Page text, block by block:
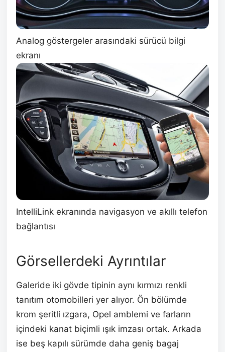
Analog göstergeler arasındaki sürücü bilgi
ekranı
IntelliLink ekranında navigasyon ve akıllı telefon
bağlantısı
Görsellerdeki Ayrıntılar
Galeride iki gövde tipinin aynı kırmızı renkli
tanıtım otomobilleri yer alıyor. Ön bölümde
krom şeritli ızgara, Opel amblemi ve farların
içindeki kanat biçimli ışık imzası ortak. Arkada
ise beş kapılı sürümde daha geniş bagaj